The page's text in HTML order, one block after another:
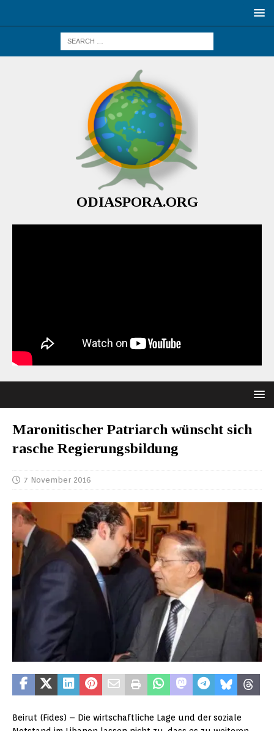
ODIASPORA.ORG
Maronitischer Patriarch wünscht sich
rasche Regierungsbildung
7 November 2016
Beirut (Fides) – Die wirtschaftliche Lage und der soziale